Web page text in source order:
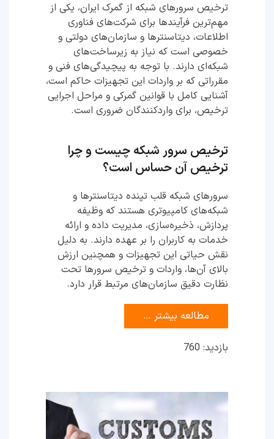
ترخیص سرورهای شبکه از گمرک ایران، یکی از
مهم‌ترین فرآیندها برای شرکت‌های فناوری
اطلاعات، دیتاسنترها و سازمان‌های دولتی و
خصوصی است که نیاز به زیرساخت‌های
شبکه‌ای دارند. با توجه به پیچیدگی‌های فنی و
مقرراتی که بر واردات این تجهیزات حاکم است،
آشنایی کامل با قوانین گمرکی و مراحل اجرایی
ترخیص، برای واردکنندگان ضروری است.
ترخیص سرور شبکه چیست و چرا
ترخیص آن حساس است؟
سرورهای شبکه قلب تپنده دیتاسنترها و
شبکه‌های کامپیوتری هستند که وظیفه
پردازش، ذخیره‌سازی، مدیریت داده و ارائه
خدمات به کاربران را بر عهده دارند. به دلیل
نقش حیاتی این تجهیزات و همچنین ارزش
بالای آن‌ها، واردات و ترخیص سرورها تحت
نظارت دقیق سازمان‌های مرتبط قرار دارد.
مطالعه بیشتر …
بازدید: 760